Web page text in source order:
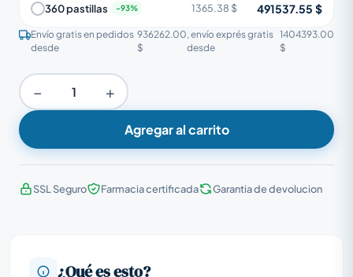
360 pastillas 1365.38 $ 491537.55 $
Envío gratis en pedidos
desde
936262.00
$
, envío exprés gratis
desde
1404393.00
$
− +
Agregar al carrito
SSL Seguro Farmacia certificada Garantia de devolucion
¿Qué es esto?